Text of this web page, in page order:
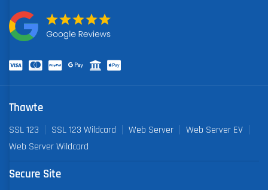
Thawte
SSL 123 SSL 123 Wildcard Web Server
Web Server EV
Web Server Wildcard
Secure Site